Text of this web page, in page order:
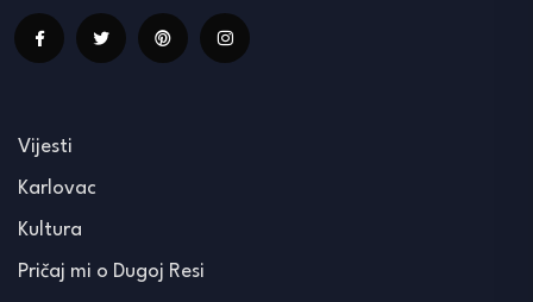
Vijesti
Karlovac
Kultura
Pričaj mi o Dugoj Resi